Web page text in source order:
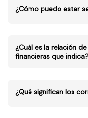
¿Cómo puedo estar
¿Cuál es la relación
financieras que indica?
¿Qué significan los